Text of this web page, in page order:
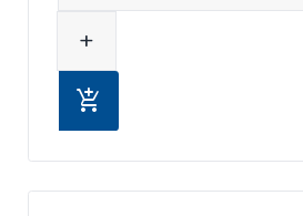
add
add_shopping_cart